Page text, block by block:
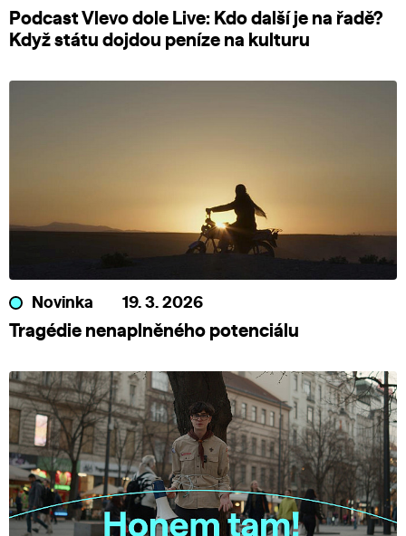
Podcast Vlevo dole Live: Kdo další je na řadě?
Když státu dojdou peníze na kulturu
Novinka 19. 3. 2026
Tragédie nenaplněného potenciálu